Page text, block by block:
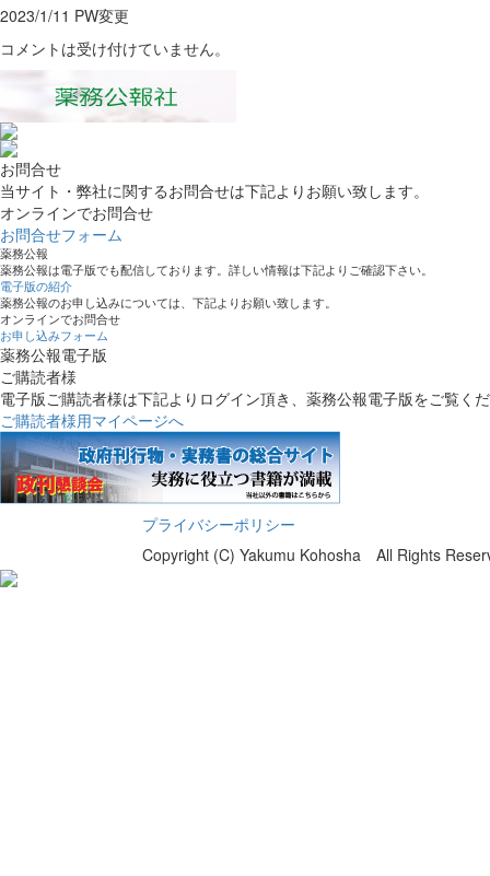
2023/1/11 PW変更
コメントは受け付けていません。
お問合せ
当サイト・弊社に関するお問合せは下記よりお願い致します。
オンラインでお問合せ
お問合せフォーム
薬務公報
薬務公報は電子版でも配信しております。詳しい情報は下記よりご確認下さい。
電子版の紹介
薬務公報のお申し込みについては、下記よりお願い致します。
オンラインでお問合せ
お申し込みフォーム
薬務公報電子版
ご購読者様
電子版ご購読者様は下記よりログイン頂き、薬務公報電子版をご覧く
ご購読者様用マイページへ
プライバシーポリシー
Copyright (C) Yakumu Kohosha All Rights